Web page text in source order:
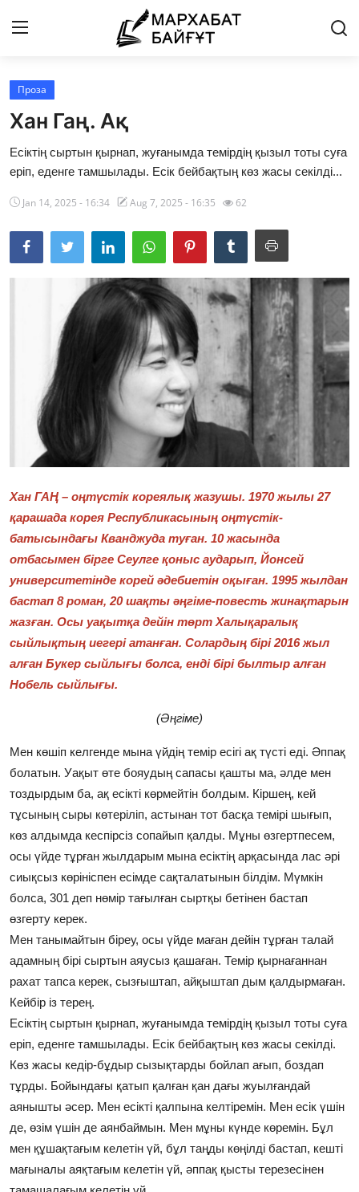
Басты бет
Мархабат Байғұт 80 жас
Із
Бір ауыз сөз
Әдебиет
Бейнебаян
Әлем әдебиеті
Фотосуреттер
Көптеген
Проза
Хан Гаң. Ақ
Есіктің сыртын қырнап, жуғанымда темірдің қызыл тоты суға
еріп, еденге тамшылады. Есік бейбақтың көз жасы секілді...
Jan 14, 2025 - 16:34 Aug 7, 2025 - 16:35 62
Хан ГАҢ – оңтүстік кореялық жазушы. 1970 жылы 27
қарашада корея Республикасының оңтүстік-
батысындағы Кванджуда туған. 10 жасында
отбасымен бірге Сеулге қоныс аударып, Йонсей
университетінде корей әдебиетін оқыған. 1995 жылдан
бастап 8 роман, 20 шақты әңгіме-повесть жинақтарын
жазған. Осы уақытқа дейін төрт Халықаралық
сыйлықтың иегері атанған. Солардың бірі 2016 жыл
алған Букер сыйлығы болса, енді бірі былтыр алған
Нобель сыйлығы.
(Әңгіме)
Мен көшіп келгенде мына үйдің темір есігі ақ түсті еді. Әппақ
болатын. Уақыт өте бояудың сапасы қашты ма, әлде мен
тоздырдым ба, ақ есікті көрмейтін болдым. Кіршең, кей
тұсының сыры көтеріліп, астынан тот басқа темірі шығып,
көз алдымда кеспірсіз сопайып қалды. Мұны өзгертпесем,
осы үйде тұрған жылдарым мына есіктің арқасында лас әрі
сиықсыз көрініспен есімде сақталатынын білдім. Мүмкін
болса, 301 деп нөмір тағылған сыртқы бетінен бастап
өзгерту керек.
Мен танымайтын біреу, осы үйде маған дейін тұрған талай
адамның бірі сыртын аяусыз қашаған. Темір қырнағаннан
рахат тапса керек, сызғыштап, айқыштап дым қалдырмаған.
Кейбір із терең.
Есіктің сыртын қырнап, жуғанымда темірдің қызыл тоты суға
еріп, еденге тамшылады. Есік бейбақтың көз жасы секілді.
Көз жасы кедір-бұдыр сызықтарды бойлап ағып, боздап
тұрды. Бойындағы қатып қалған қан дағы жуылғандай
аянышты әсер. Мен есікті қалпына келтіремін. Мен есік үшін
де, өзім үшін де аянбаймын. Мен мұны күнде көремін. Бұл
мен құшақтағым келетін үй, бұл таңды көңілді бастап, кешті
мағыналы аяқтағым келетін үй, әппақ қысты терезесінен